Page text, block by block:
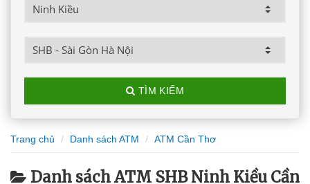
TÌM KIẾM
Trang chủ Danh sách ATM ATM Cần Thơ
Danh sách ATM SHB Ninh Kiều Cần